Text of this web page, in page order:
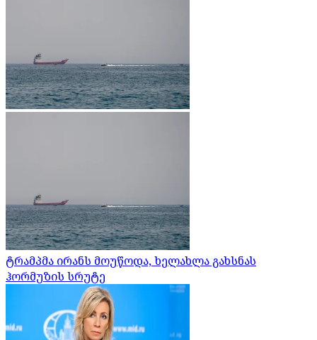
ტრამპმა ირანს მოუწოდა, ხელახლა გახსნას
ჰორმუზის სრუტე